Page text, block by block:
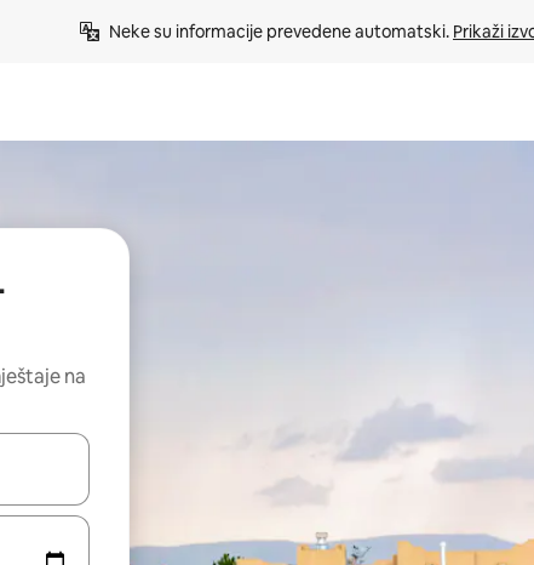
Neke su informacije prevedene automatski. Prikaži
na
pregledati koristeći se strelicama prema gore i prema dolje, kao i